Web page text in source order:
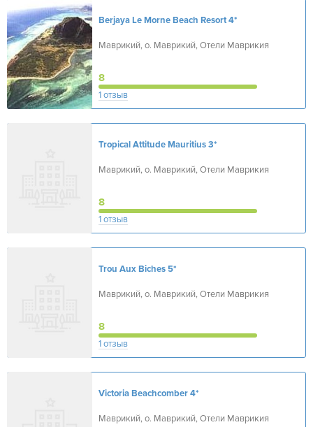
Berjaya Le Morne Beach Resort4*
Маврикий, о. Маврикий, Отели Маврикия
8
1 отзыв
Tropical Attitude Mauritius3*
Маврикий, о. Маврикий, Отели Маврикия
8
1 отзыв
Trou Aux Biches5*
Маврикий, о. Маврикий, Отели Маврикия
8
1 отзыв
Victoria Beachcomber4*
Маврикий, о. Маврикий, Отели Маврикия